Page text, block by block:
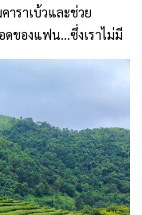
าราเบ้วและช่วย
ดของแฟน…ซึ่งเราไม่มี